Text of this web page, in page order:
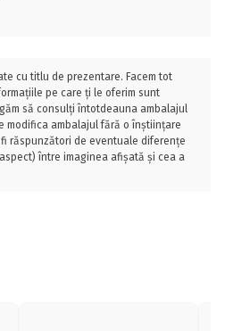
cu titlu de prezentare. Facem tot
pe care ți le oferim sunt
să consulți întotdeauna ambalajul
modifica ambalajul fără o înștiințare
răspunzători de eventuale diferențe
între imaginea afișată și cea a